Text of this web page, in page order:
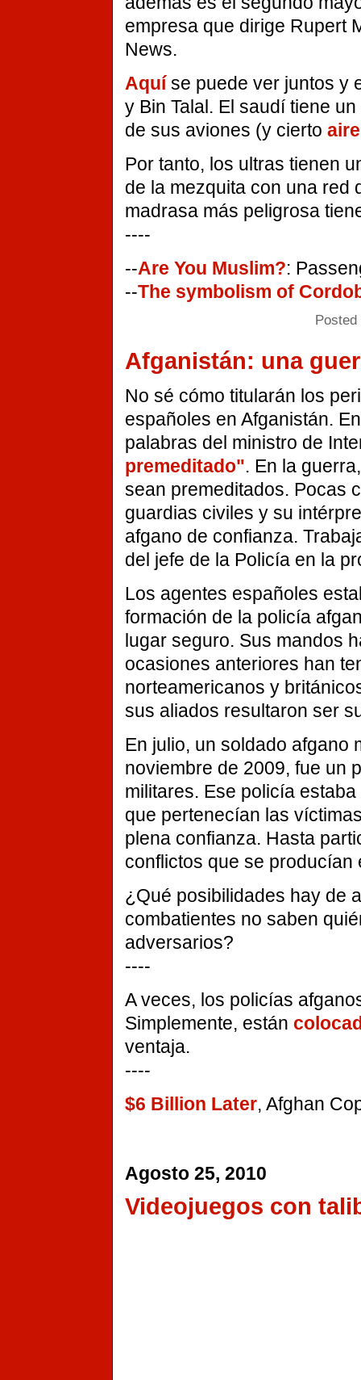
empresa que dirige Rupert
News.
Aquíse puede ver juntos y
y Bin Talal. El saudí tiene
de sus aviones (y cierto aire
Por tanto, los ultras tienen
de la mezquita con una red
madrasa más peligrosa
----
--Are You Muslim?:
--The symbolism of
Afganistán: una
No sé cómo titularán los
españoles en Afganistán.
palabras del ministro de
premeditado". En la
sean premeditados. Pocas
guardias civiles y su
afgano de confianza.
del jefe de la Policía en la
Los agentes españoles
formación de la policía
lugar seguro. Sus mandos
ocasiones anteriores han
norteamericanos y
sus aliados resultaron ser
En julio, un soldado afgano
noviembre de 2009, fue un
militares. Ese policía
que pertenecían las
plena confianza. Hasta
conflictos que se
¿Qué posibilidades hay de
combatientes no saben
adversarios?
----
A veces, los policías
Simplemente, están
ventaja.
----
$6 Billion Later, Afghan
Agosto 25, 2010
Videojuegos con